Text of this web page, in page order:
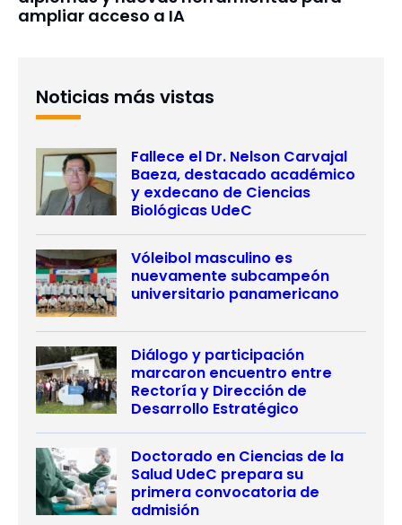
ampliar acceso a IA
Noticias más vistas
Fallece el Dr. Nelson Carvajal
Baeza, destacado académico
y exdecano de Ciencias
Biológicas UdeC
Vóleibol masculino es
nuevamente subcampeón
universitario panamericano
Diálogo y participación
marcaron encuentro entre
Rectoría y Dirección de
Desarrollo Estratégico
Doctorado en Ciencias de la
Salud UdeC prepara su
primera convocatoria de
admisión